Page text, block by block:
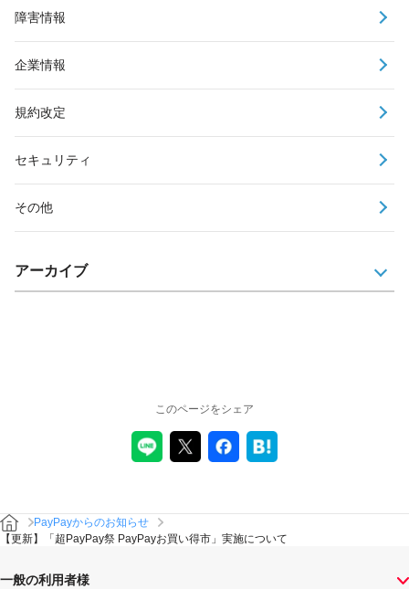
障害情報
企業情報
規約改定
セキュリティ
その他
アーカイブ
このページをシェア
PayPayからのお知らせ
【更新】「超PayPay祭 PayPayお買い得市」実施について
一般の利用者様